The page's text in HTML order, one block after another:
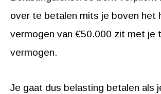
over te betalen mits je boven het
vermogen van €50.000 zit met je
vermogen.
Je gaat dus belasting betalen als